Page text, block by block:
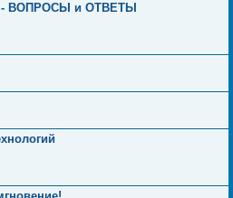
- ВОПРОСЫ и ОТВЕТЫ